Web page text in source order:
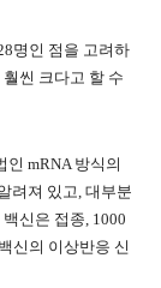
명인 점을 고려하
씬 크다고 할 수
mRNA 방식의
려져 있고, 대부분
신은 접종, 1000
신의 이상반응 신